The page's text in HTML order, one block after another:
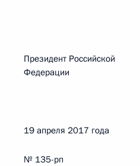
Президент Российской
Федерации
19 апреля 2017 года
№ 135-рп